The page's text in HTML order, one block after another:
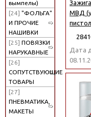
вымпелы)
[24] "ФОЛЬГА"
И ПРОЧИЕ
НАШИВКИ
[25] ПОВЯЗКИ
НАРУКАВНЫЕ
[26]
СОПУТСТВУЮЩИЕ
ТОВАРЫ
[27]
ПНЕВМАТИКА,
МАКЕТЫ
МВД
Дата